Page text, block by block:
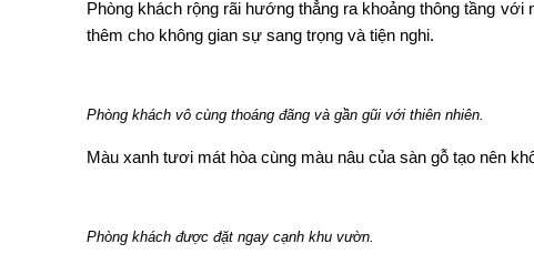
Phòng khách rộng rãi hướng thẳng ra khoảng thông tầng
thêm cho không gian sự sang trọng và tiện nghi.
Phòng khách vô cùng thoáng đãng và gần gũi với thiên nhiên.
Màu xanh tươi mát hòa cùng màu nâu của sàn gỗ tạo nên
Phòng khách được đặt ngay cạnh khu vườn.